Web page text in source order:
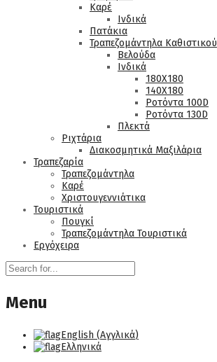
Καρέ
Ινδικά
Πατάκια
Τραπεζομάντηλα Καθιστικού
Βελούδα
Ινδικά
180Χ180
140Χ180
Ροτόντα 100D
Ροτόντα 130D
Πλεκτά
Ριχτάρια
Διακοσμητικά Μαξιλάρια
Τραπεζαρία
Τραπεζομάντηλα
Καρέ
Χριστουγεννιάτικα
Τουριστικά
Πουγκί
Τραπεζομάντηλα Τουριστικά
Εργόχειρα
Menu
English (Αγγλικά)
Ελληνικά